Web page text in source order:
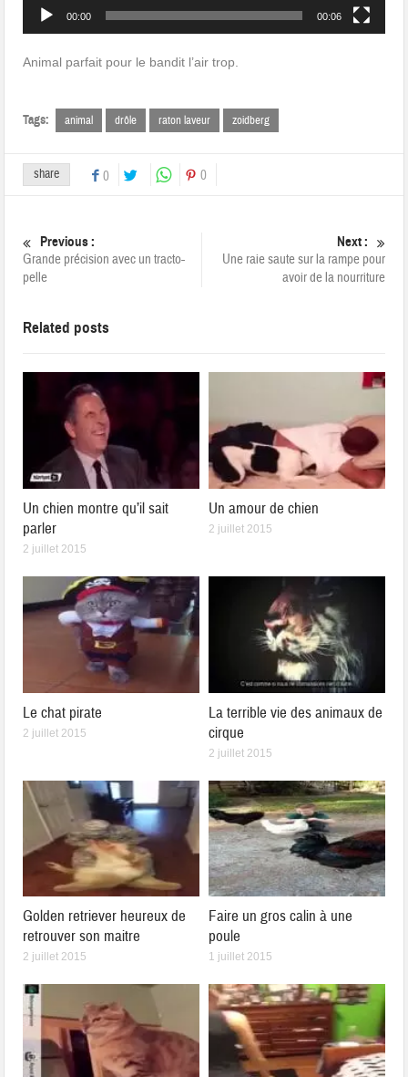
00:00 00:06
Animal parfait pour le bandit l’air trop.
Tags: animal drôle raton laveur zoidberg
share 0 0
Previous :
Grande précision avec un tracto-
pelle
Next :
Une raie saute sur la rampe pour
avoir de la nourriture
Related posts
Un chien montre qu’il sait
parler
2 juillet 2015
Un amour de chien
2 juillet 2015
Le chat pirate
2 juillet 2015
La terrible vie des animaux de
cirque
2 juillet 2015
Golden retriever heureux de
retrouver son maitre
2 juillet 2015
Faire un gros calin à une
poule
1 juillet 2015